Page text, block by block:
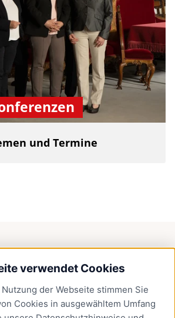
verwendet Cookies
der Webseite stimmen Sie
Cookies in ausgewähltem Umfang
und Termine